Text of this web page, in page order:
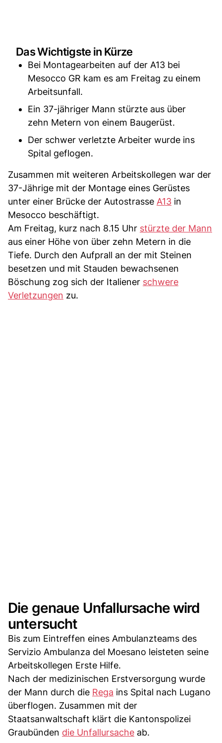
Das Wichtigste in Kürze
Bei Montagearbeiten auf der A13 bei
Mesocco GR kam es am Freitag zu einem
Arbeitsunfall.
Ein 37-jähriger Mann stürzte aus über
zehn Metern von einem Baugerüst.
Der schwer verletzte Arbeiter wurde ins
Spital geflogen.
Zusammen mit weiteren Arbeitskollegen war der
37-Jährige mit der Montage eines Gerüstes
unter einer Brücke der Autostrasse A13 in
Mesocco beschäftigt.
Am Freitag, kurz nach 8.15 Uhr stürzte der Mann
aus einer Höhe von über zehn Metern in die
Tiefe. Durch den Aufprall an der mit Steinen
besetzen und mit Stauden bewachsenen
Böschung zog sich der Italiener schwere
Verletzungen zu.
Die genaue Unfallursache wird
untersucht
Bis zum Eintreffen eines Ambulanzteams des
Servizio Ambulanza del Moesano leisteten seine
Arbeitskollegen Erste Hilfe.
Nach der medizinischen Erstversorgung wurde
der Mann durch die Rega ins Spital nach Lugano
überflogen. Zusammen mit der
Staatsanwaltschaft klärt die Kantonspolizei
Graubünden die Unfallursache ab.